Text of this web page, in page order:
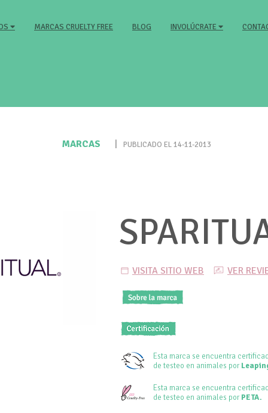
MARCAS CRUELTY FREE BLOG INVOLÚCRATE
MARCAS PUBLICADO EL 14-11-2013
VISITA SITIO WEB VER
Esta marca se encuentra
de testeo en animales por
Esta marca se encuentra
de testeo en animales porPETA.